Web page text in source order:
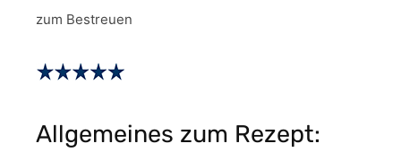
zum Bestreuen
Allgemeines zum Rezept: